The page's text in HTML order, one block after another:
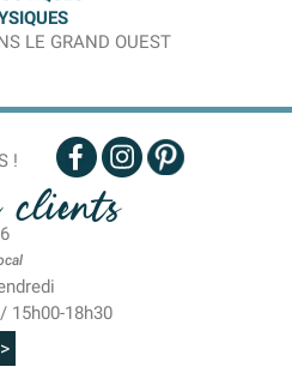
LE GRAND OUEST
!
clients
15h00-18h30